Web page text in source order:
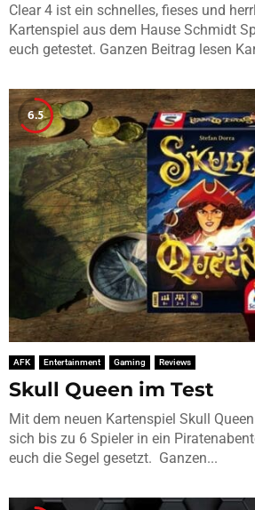
Clear 4 ist ein schnelles, fieses und
Kartenspiel aus dem Hause Schmidt
euch getestet. Ganzen Beitrag lesen
6.5
AFK Entertainment Gaming Reviews
Skull Queen im Test
Mit dem neuen Kartenspiel Skull
sich bis zu 6 Spieler in ein
euch die Segel gesetzt. Ganzen...